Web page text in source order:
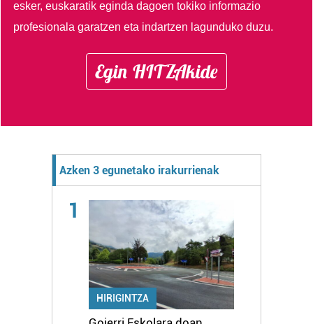
esker, euskaratik eginda dagoen tokiko informazio
profesionala garatzen eta indartzen lagunduko duzu.
Egin HITZAkide
Azken 3 egunetako irakurrienak
1
HIRIGINTZA